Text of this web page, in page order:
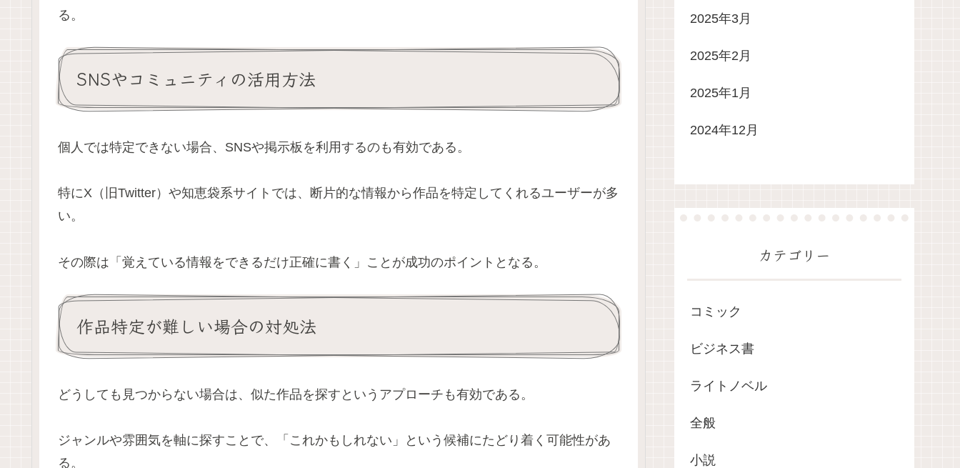
る。
SNSやコミュニティの活用方法
個人では特定できない場合、SNSや掲示板を利用するのも有効である。
特にX（旧Twitter）や知恵袋系サイトでは、断片的な情報から作品を特定してくれるユーザーが多
い。
その際は「覚えている情報をできるだけ正確に書く」ことが成功のポイントとなる。
作品特定が難しい場合の対処法
どうしても見つからない場合は、似た作品を探すというアプローチも有効である。
ジャンルや雰囲気を軸に探すことで、「これかもしれない」という候補にたどり着く可能性があ
る。
2025年3月
2025年2月
2025年1月
2024年12月
カテゴリー
コミック
ビジネス書
ライトノベル
全般
小説